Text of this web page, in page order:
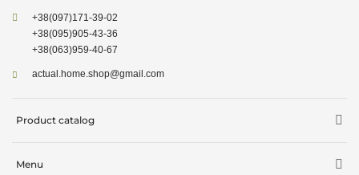
+38(097)171-39-02
+38(095)905-43-36
+38(063)959-40-67
actual.home.shop@gmail.com
Product catalog
Menu